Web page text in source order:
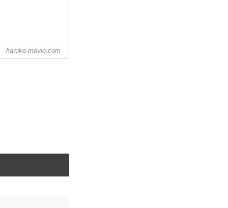
haruko-movie.com